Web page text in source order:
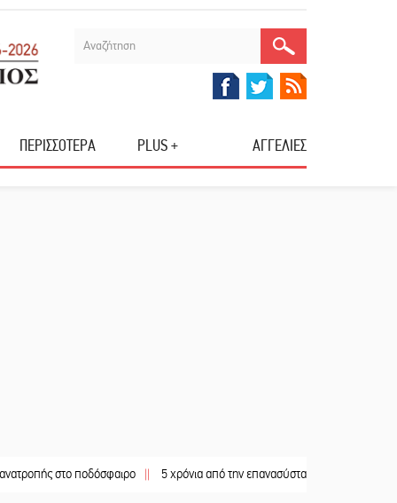
ΠΕΡΙΣΣΟΤΕΡΑ PLUS + ΑΓΓΕΛΙΕΣ
ποδόσφαιρο || 5 χρόνια από την επανασύσταση της ΙΜ Παναγίας